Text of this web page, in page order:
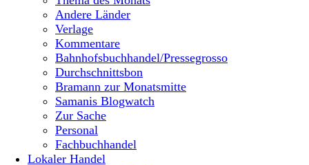
Andere Länder
Verlage
Kommentare
Bahnhofsbuchhandel/Pressegrosso
Durchschnittsbon
Bramann zur Monatsmitte
Samanis Blogwatch
Zur Sache
Personal
Fachbuchhandel
Lokaler Handel